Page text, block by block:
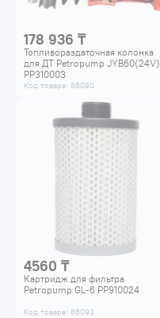
178 936 ₸
Топливораздаточная колонка
для ДТ Petropump JYB60(24V)
PP310003
Код товара: 86090
4560 ₸
Картридж для фильтра
Petropump GL-6 PP910024
Код товара: 86093